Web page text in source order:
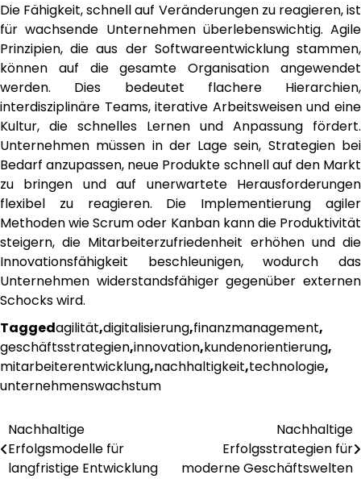
Die Fähigkeit, schnell auf Veränderungen zu reagieren, ist
für wachsende Unternehmen überlebenswichtig. Agile
Prinzipien, die aus der Softwareentwicklung stammen,
können auf die gesamte Organisation angewendet
werden. Dies bedeutet flachere Hierarchien,
interdisziplinäre Teams, iterative Arbeitsweisen und eine
Kultur, die schnelles Lernen und Anpassung fördert.
Unternehmen müssen in der Lage sein, Strategien bei
Bedarf anzupassen, neue Produkte schnell auf den Markt
zu bringen und auf unerwartete Herausforderungen
flexibel zu reagieren. Die Implementierung agiler
Methoden wie Scrum oder Kanban kann die Produktivität
steigern, die Mitarbeiterzufriedenheit erhöhen und die
Innovationsfähigkeit beschleunigen, wodurch das
Unternehmen widerstandsfähiger gegenüber externen
Schocks wird.
Taggedagilität,digitalisierung,finanzmanagement,
geschäftsstrategien,innovation,kundenorientierung,
mitarbeiterentwicklung,nachhaltigkeit,technologie,
unternehmenswachstum
Post
navigation
Nachhaltige
Erfolgsmodelle für
langfristige Entwicklung
Nachhaltige
Erfolgsstrategien für
moderne Geschäftswelten